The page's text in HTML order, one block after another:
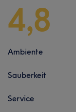
4,8
Ambiente
Sauberkeit
Service